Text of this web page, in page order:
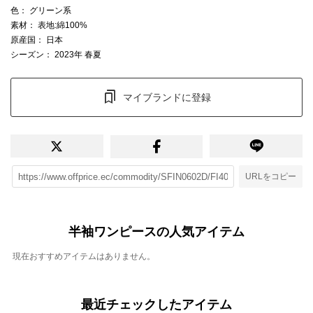
色 ： グリーン系
素材 ： 表地:綿100%
原産国 ： 日本
シーズン ： 2023年 春夏
マイブランドに登録
URLをコピー
半袖ワンピースの人気アイテム
現在おすすめアイテムはありません。
最近チェックしたアイテム